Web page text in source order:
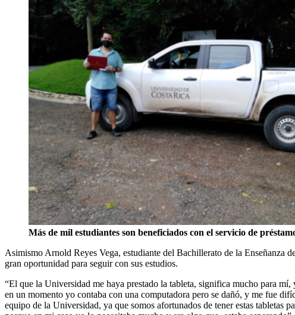
Más de mil estudiantes son beneficiados con el servicio de
Asimismo Arnold Reyes Vega, estudiante del Bachillerato de la Enseñanza
gran oportunidad para seguir con sus estudios.
“El que la Universidad me haya prestado la tableta, significa mucho para
en un momento yo contaba con una computadora pero se dañó, y me fue
equipo de la Universidad, ya que somos afortunados de tener estas tabletas